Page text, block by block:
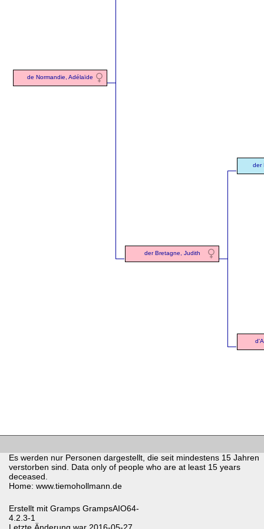
de Normandie, Adélaïde
der Bretagne, Judith
der
Es werden nur Personen dargestellt, die seit mindestens 15 Jahren
verstorben sind. Data only of people who are at least 15 years
deceased.
Home: www.tiemohollmann.de
Erstellt mit Gramps GrampsAIO64-
4.2.3-1
Letzte Änderung war 2016-05-27